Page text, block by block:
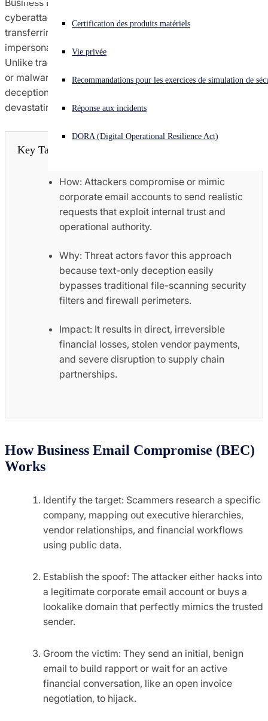
Vous subissez une cyberattaque ? Obtenez une aide immédiate.
Se connecter
Français Open language switcher
Certification des produits matériels
Vie privée
Recommandations pour les exercices de simulation de
Réponse aux incidents
DORA (Digital Operational Resilience Act)
Business Email Compromise (BEC) is a sophisticated
cyberattack where criminals trick employees into
transferring funds or revealing confidential information by
impersonating trusted executives, colleagues, or vendors.
Unlike traditional hacks, it rarely relies on malicious links
or malware, using social engineering and text-based
deception instead. It's one of the most financially
devastating vectors facing modern organizations.
Key Takeaways
How: Attackers compromise or mimic
corporate email accounts to send realistic
requests that exploit internal trust and
operational authority.
Why: Threat actors favor this approach
because text-only deception easily
bypasses traditional file-scanning security
filters and firewall perimeters.
Impact: It results in direct, irreversible
financial losses, stolen vendor payments,
and severe disruption to supply chain
partnerships.
How Business Email Compromise (BEC)
Works
Identify the target: Scammers research a specific
company, mapping out executive hierarchies,
vendor relationships, and financial workflows
using public data.
Establish the spoof: The attacker either hacks into
a legitimate corporate email account or buys a
lookalike domain that perfectly mimics the trusted
sender.
Groom the victim: They send an initial, benign
email to build rapport or wait for an active
financial conversation, like an open invoice
negotiation, to hijack.